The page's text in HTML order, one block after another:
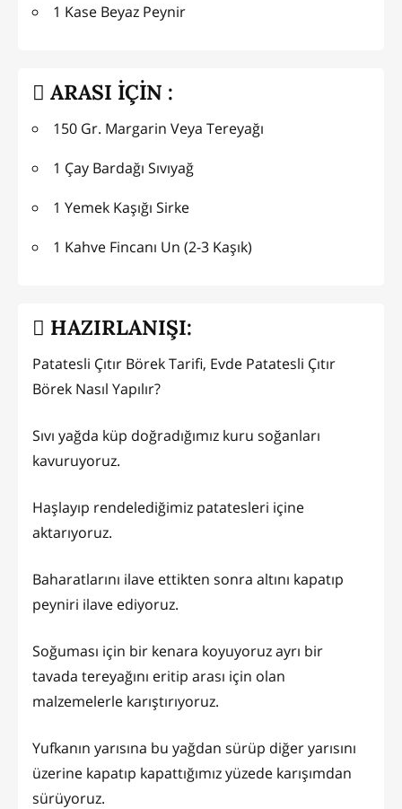
1 Kase Beyaz Peynir
ARASI İÇİN :
150 Gr. Margarin Veya Tereyağı
1 Çay Bardağı Sıvıyağ
1 Yemek Kaşığı Sirke
1 Kahve Fincanı Un (2-3 Kaşık)
HAZIRLANIŞI:
Patatesli Çıtır Börek Tarifi, Evde Patatesli Çıtır
Börek Nasıl Yapılır?
Sıvı yağda küp doğradığımız kuru soğanları
kavuruyoruz.
Haşlayıp rendelediğimiz patatesleri içine
aktarıyoruz.
Baharatlarını ilave ettikten sonra altını kapatıp
peyniri ilave ediyoruz.
Soğuması için bir kenara koyuyoruz ayrı bir
tavada tereyağını eritip arası için olan
malzemelerle karıştırıyoruz.
Yufkanın yarısına bu yağdan sürüp diğer yarısını
üzerine kapatıp kapattığımız yüzede karışımdan
sürüyoruz.